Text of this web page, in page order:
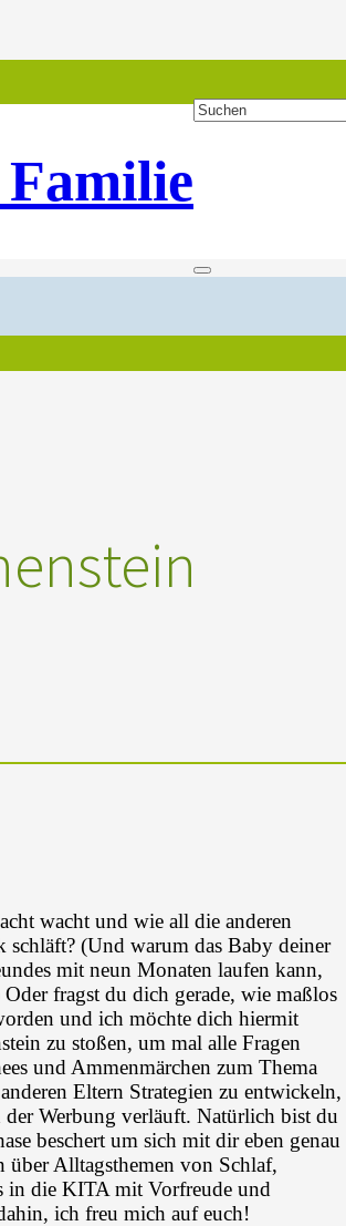
wacht und wie all die anderen
schläft? (Und warum das Baby deiner
mit neun Monaten laufen kann,
fragst du dich gerade, wie maßlos
und ich möchte dich hiermit
zu stoßen, um mal alle Fragen
und Ammenmärchen zum Thema
Eltern Strategien zu entwickeln,
Werbung verläuft. Natürlich bist du
beschert um sich mit dir eben genau
über Alltagsthemen von Schlaf,
in die KITA mit Vorfreude und
ich freu mich auf euch!